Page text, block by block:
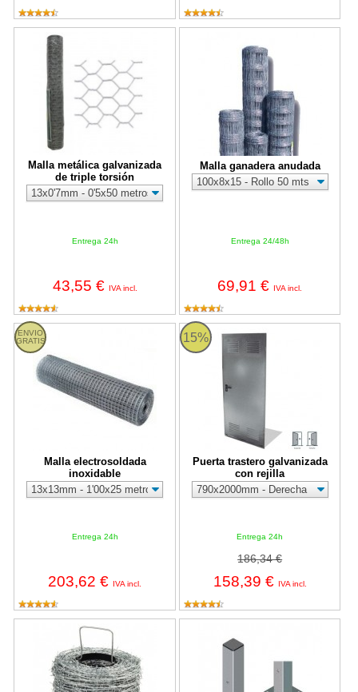
Malla metálica galvanizada
de triple torsión
Entrega 24h
43,55 € IVA incl.
Malla metálica galvanizada de triple torsión
Malla ganadera anudada
Entrega 24/48h
69,91 € IVA incl.
ENVIO
GRATIS
Malla electrosoldada
inoxidable
Entrega 24h
203,62 € IVA incl.
Malla electrosoldada inoxidable 15%
Puerta trastero galvanizada
con rejilla
Entrega 24h
186,34 €
158,39 € IVA incl.
Puerta trastero galvanizada con
Alambre de espino galvanizado D.F.15/4